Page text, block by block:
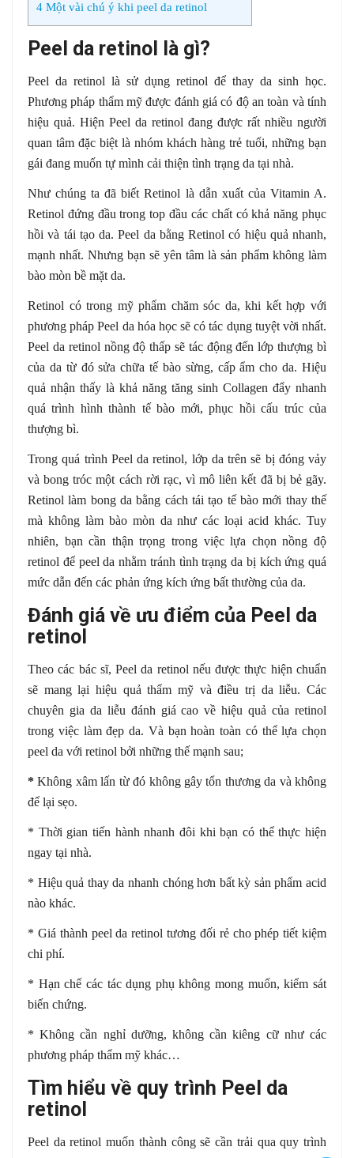
4 Một vài chú ý khi peel da retinol
Peel da retino l là gì?
Peel da retinol là sử dụng retinol để thay da sinh học.
Phương pháp thẩm mỹ được đánh giá có độ an toàn và tính
hiệu quả. Hiện Peel da retinol đang được rất nhiều người
quan tâm đặc biệt là nhóm khách hàng trẻ tuổi, những bạn
gái đang muốn tự mình cải thiện tình trạng da tại nhà.
Như chúng ta đã biết Retinol là dẫn xuất của Vitamin A.
Retinol đứng đầu trong top đầu các chất có khả năng phục
hồi và tái tạo da. Peel da bằng Retinol có hiệu quả nhanh,
mạnh nhất. Nhưng bạn sẽ yên tâm là sản phẩm không làm
bào mòn bề mặt da.
Retinol có trong mỹ phẩm chăm sóc da, khi kết hợp với
phương pháp Peel da hóa học sẽ có tác dụng tuyệt vời nhất.
Peel da retinol nồng độ thấp sẽ tác động đến lớp thượng bì
của da từ đó sửa chữa tế bào sừng, cấp ẩm cho da. Hiệu
quả nhận thấy là khả năng tăng sinh Collagen đẩy nhanh
quá trình hình thành tế bào mới, phục hồi cấu trúc của
thượng bì.
Trong quá trình Peel da retinol, lớp da trên sẽ bị đóng vảy
và bong tróc một cách rời rạc, vì mô liên kết đã bị bẻ gãy.
Retinol làm bong da bằng cách tái tạo tế bào mới thay thế
mà không làm bào mòn da như các loại acid khác. Tuy
nhiên, bạn cần thận trọng trong việc lựa chọn nồng độ
retinol để peel da nhằm tránh tình trạng da bị kích ứng quá
mức dẫn đến các phản ứng kích ứng bất thường của da.
Đánh giá về ưu điểm của Peel da
retinol
Theo các bác sĩ, Peel da retinol nếu được thực hiện chuẩn
sẽ mang lại hiệu quả thẩm mỹ và điều trị da liễu. Các
chuyên gia da liễu đánh giá cao về hiệu quả của retinol
trong việc làm đẹp da. Và bạn hoàn toàn có thể lựa chọn
peel da với retinol bởi những thế mạnh sau;
*Không xâm lấn từ đó không gây tổn thương da và không
để lại sẹo.
* Thời gian tiến hành nhanh đôi khi bạn có thể thực hiện
ngay tại nhà.
* Hiệu quả thay da nhanh chóng hơn bất kỳ sản phẩm acid
nào khác.
* Giá thành peel da retinol tương đối rẻ cho phép tiết kiệm
chi phí.
* Hạn chế các tác dụng phụ không mong muốn, kiểm sát
biến chứng.
* Không cần nghỉ dưỡng, không cần kiêng cữ như các
phương pháp thẩm mỹ khác…
Tìm hiểu về quy trình Peel da
retinol
Peel da retinol muốn thành công sẽ cần trải qua quy trình